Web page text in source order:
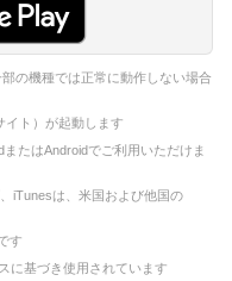
の機種では正常に動作しない場合
イト）が起動します
たはAndroidでご利用いただけま
iTunesは、米国および他国の
す
に基づき使用されています